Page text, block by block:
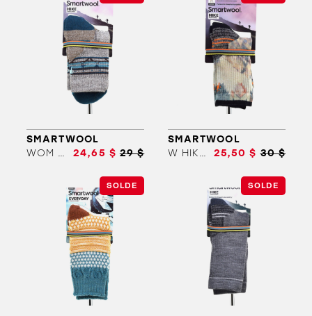
SMARTWOOL
WOM HIKE LIGH CUS ZIG ZAG VAL
24,65 $ 29 $
SMARTWOOL
W HIKE LIGHT CUSHION CREW
25,50 $ 30 $
SOLDE SOLDE